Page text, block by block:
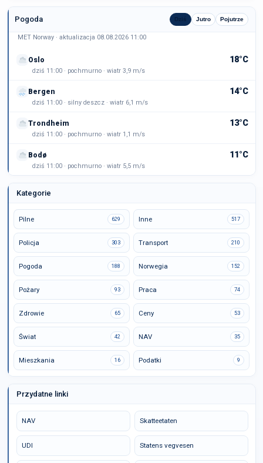
Pogoda Dziś Jutro Pojutrze
MET Norway · aktualizacja 08.08.2026 11:00
Oslo 18°C
dziś 11:00 · pochmurno · wiatr 3,9 m/s
Bergen 14°C
dziś 11:00 · silny deszcz · wiatr 6,1 m/s
Trondheim 13°C
dziś 11:00 · pochmurno · wiatr 1,1 m/s
Bodø 11°C
dziś 11:00 · pochmurno · wiatr 5,5 m/s
Kategorie
Pilne 629 Inne 517
Policja 303 Transport 210
Pogoda 188 Norwegia 152
Pożary 93 Praca 74
Zdrowie 65 Ceny 53
Świat 42 NAV 35
Mieszkania 16 Podatki 9
Przydatne linki
NAV Skatteetaten
UDI Statens vegvesen